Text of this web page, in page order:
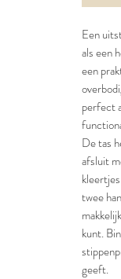
Een
als een
een
perfect
De tas
afsluit
twee
kunt.
geeft.